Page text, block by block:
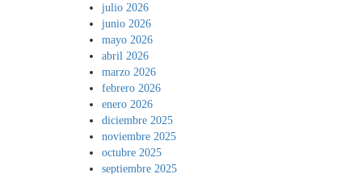
julio 2026
junio 2026
mayo 2026
abril 2026
marzo 2026
febrero 2026
enero 2026
diciembre 2025
noviembre 2025
octubre 2025
septiembre 2025